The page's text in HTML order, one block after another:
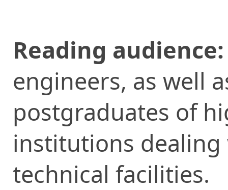
Reading audience:
engineers, as well
postgraduates of
institutions
technical facilities.